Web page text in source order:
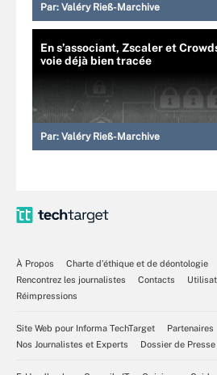
Par: Valéry Rieß-Marchive
En s’associant, Zscaler et
voie déjà bien tracée
Par: Valéry Rieß-Marchive
À Propos
Charte d’éthique et de déontologie
Rencontrez les journalistes
Contacts
Réimpressions
Site Web pour Informa TechTarget Partenaires
Nos Journalistes et Experts
Dossier de Presse